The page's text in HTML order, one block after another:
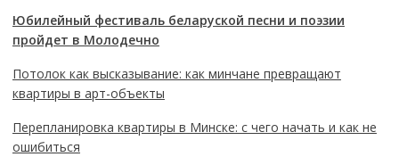
Юбилейный фестиваль беларуской песни и поэзии
пройдет в Молодечно
Потолок как высказывание: как минчане превращают
квартиры в арт-объекты
Перепланировка квартиры в Минске: с чего начать и как не
ошибиться